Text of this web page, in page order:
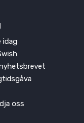
idag
oss